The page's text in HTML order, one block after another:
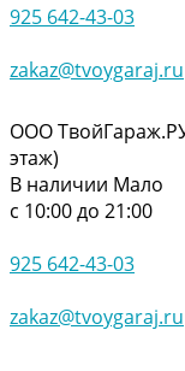
925 642-43-03
zakaz@tvoygaraj.ru
ООО
этаж)
В наличии Мало
с 10:00 до 21:00
925 642-43-03
zakaz@tvoygaraj.ru